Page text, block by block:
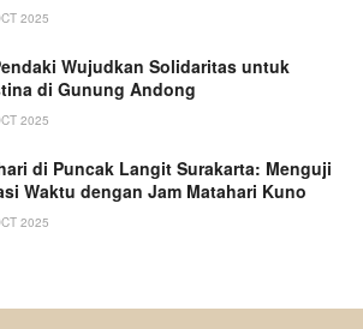
2025
Wujudkan Solidaritas untuk
di Gunung Andong
2025
di Puncak Langit Surakarta: Menguji
Waktu dengan Jam Matahari Kuno
2025